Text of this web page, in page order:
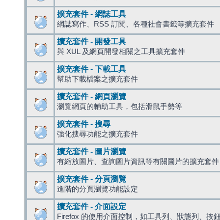
擴充套件 - 網誌工具
網誌寫作、RSS 訂閱、各種社會書籤等擴充套件
擴充套件 - 開發工具
與 XUL 及網頁開發相關之工具擴充套件
擴充套件 - 下載工具
幫助下載檔案之擴充套件
擴充套件 - 網頁瀏覽
瀏覽網頁的輔助工具，包括滑鼠手勢等
擴充套件 - 搜尋
強化搜尋功能之擴充套件
擴充套件 - 圖片瀏覽
有縮放圖片、查詢圖片資訊等有關圖片的擴充套件
擴充套件 - 分頁瀏覽
進階的分頁瀏覽功能設定
擴充套件 - 介面設定
Firefox 的使用介面控制，如工具列、狀態列、按